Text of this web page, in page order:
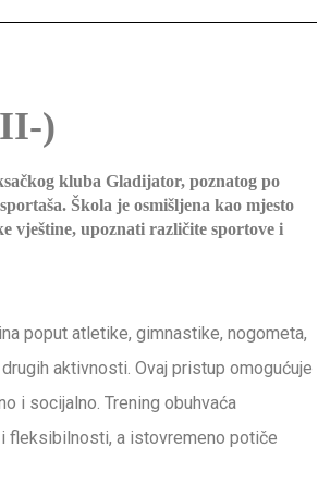
)
kluba Gladijator,poznatog po
Škola je osmišljena kao mjesto
vještine, upoznati različite sportove i
poput atletike, gimnastike, nogometa,
aktivnosti. Ovaj pristup omogućuje
i socijalno. Trening obuhvaća
fleksibilnosti, a istovremeno potiče